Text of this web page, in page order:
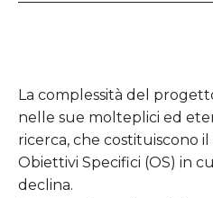
La complessità del
nelle sue molteplici ed
ricerca, che costituiscono il
Obiettivi Specifici (OS) in
declina.